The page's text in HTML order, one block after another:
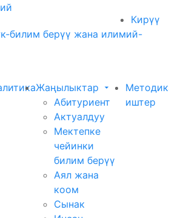
Кирүү
билим берүү жана илимий-
Жаңылыктар
Абитуриент
Актуалдуу
Мектепке
чейинки
билим берүү
Аял жана
коом
Сынак
иштер